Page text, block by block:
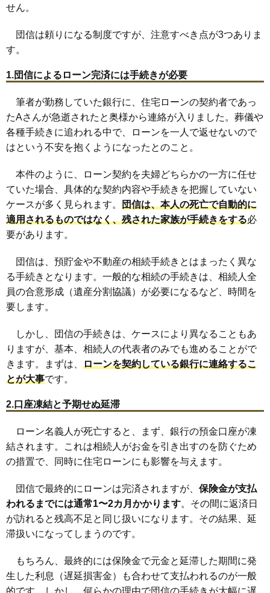
せん。
団信は頼りになる制度ですが、注意すべき点が3つありま
す。
1.団信によるローン完済には手続きが必要
筆者が勤務していた銀行に、住宅ローンの契約者であっ
たAさんが急逝されたと奥様から連絡が入りました。葬儀や
各種手続きに追われる中で、ローンを一人で返せないので
はという不安を抱くようになったとのこと。
本件のように、ローン契約を夫婦どちらかの一方に任せ
ていた場合、具体的な契約内容や手続きを把握していない
ケースが多く見られます。 団信は、本人の死亡で自動的に
適用されるものではなく、残された家族が手続きをする必
要があります。
団信は、預貯金や不動産の相続手続きとはまったく異な
る手続きとなります。一般的な相続の手続きは、相続人全
員の合意形成（遺産分割協議）が必要になるなど、時間を
要します。
しかし、団信の手続きは、ケースにより異なることもあ
りますが、基本、相続人の代表者のみでも進めることがで
きます。まずは、 ローンを契約している銀行に連絡するこ
とが大事です。
2.口座凍結と予期せぬ延滞
ローン名義人が死亡すると、まず、銀行の預金口座が凍
結されます。これは相続人がお金を引き出すのを防ぐため
の措置で、同時に住宅ローンにも影響を与えます。
団信で最終的にローンは完済されますが、 保険金が支払
われるまでには通常1〜2カ月かかります。その間に返済日
が訪れると残高不足と同じ扱いになります。その結果、延
滞扱いになってしまうのです。
もちろん、最終的には保険金で元金と延滞した期間に発
生した利息（遅延損害金）も合わせて支払われるのが一般
的です。しかし、何らかの理由で団信の手続きが大幅に遅